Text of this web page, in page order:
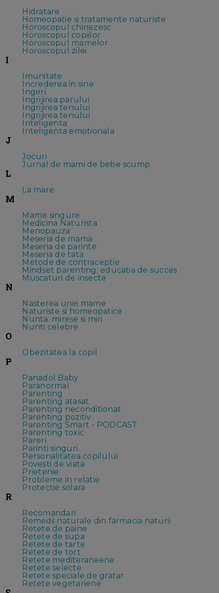
Hidratare
Homeopatie si tratamente naturiste
Horoscopul chinezesc
Horoscopul copiilor
Horoscopul mamelor
Horoscopul zilei
I
Imunitate
Increderea in sine
Ingeri
Ingrijirea parului
Ingrijirea tenului
Ingrijirea tenului
Inteligenta
Inteligenta emotionala
J
Jocuri
Jurnal de mami de bebe scump
L
La mare
M
Mame singure
Medicina Naturista
Menopauza
Meseria de mama
Meseria de parinte
Meseria de tata
Metode de contraceptie
Mindset parenting: educatia de succes
Muscaturi de insecte
N
Nasterea unei mame
Naturiste si homeopatice
Nunta: mirese si miri
Nunti celebre
O
Obezitatea la copil
P
Panadol Baby
Paranormal
Parenting
Parenting atasat
Parenting neconditionat
Parenting pozitiv
Parenting Smart - PODCAST
Parenting toxic
Pareri
Parinti singuri
Personalitatea copilului
Povesti de viata
Prietenie
Probleme in relatie
Protectie solara
R
Recomandari
Remedii naturale din farmacia naturii
Retete de paine
Retete de supa
Retete de tarte
Retete de tort
Retete mediteraneene
Retete selecte
Retete speciale de gratar
Retete vegetariene